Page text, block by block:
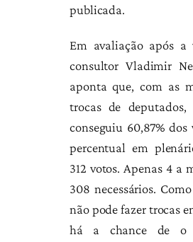
publicada.
Em avaliação após a
consultor Vladimir
aponta que, com as
trocas de deputados,
conseguiu 60,87% dos
percentual em
312 votos. Apenas 4 a
308 necessários.
não pode fazer trocas
há a chance de o